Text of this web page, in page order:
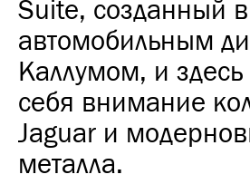
Suite, созданный в
автомобильным
Каллумом, и
себя внимание
Jaguar и
металла.